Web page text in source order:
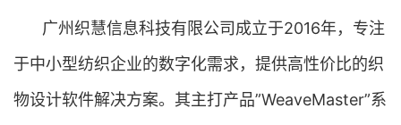
广州织慧信息科技有限公司成立于2016年，专注
于中小型纺织企业的数字化需求，提供高性价比的织
物设计软件解决方案。其主打产品”WeaveMaster”系